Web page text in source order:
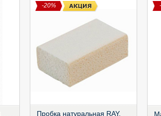
-20%
Пробка натуральная RAY,